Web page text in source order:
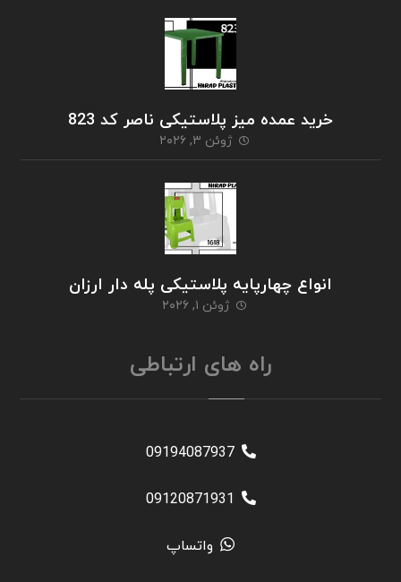
خرید عمده میز پلاستیکی ناصر کد 823
ژوئن ۳, ۲۰۲۶
انواع چهارپایه پلاستیکی پله دار ارزان
ژوئن ۱, ۲۰۲۶
راه های ارتباطی
09194087937
09120871931
واتساپ